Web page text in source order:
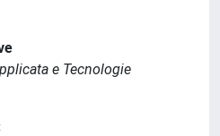
e Tecnologie